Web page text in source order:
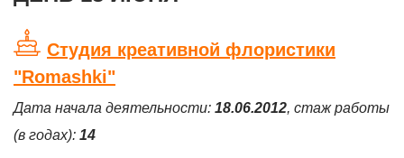
Студия креативной флористики
"Romashki"
Дата начала деятельности: 18.06.2012, стаж работы
(в годах): 14